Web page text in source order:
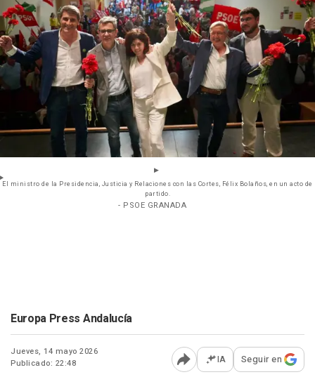
El ministro de la Presidencia, Justicia y Relaciones con las Cortes, Félix Bolaños, en un acto de
partido.
- PSOE GRANADA
Europa Press Andalucía
Jueves, 14 mayo 2026
Publicado: 22:48
Abrir opciones para
IA Seguir en